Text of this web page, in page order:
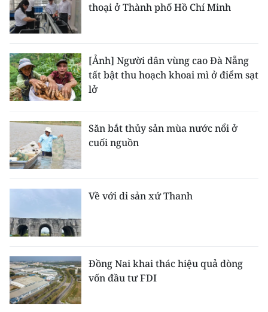
thoại ở Thành phố Hồ Chí Minh
[Ảnh] Người dân vùng cao Đà Nẵng
tất bật thu hoạch khoai mì ở điểm sạt
lở
Săn bắt thủy sản mùa nước nổi ở
cuối nguồn
Về với di sản xứ Thanh
Đồng Nai khai thác hiệu quả dòng
vốn đầu tư FDI